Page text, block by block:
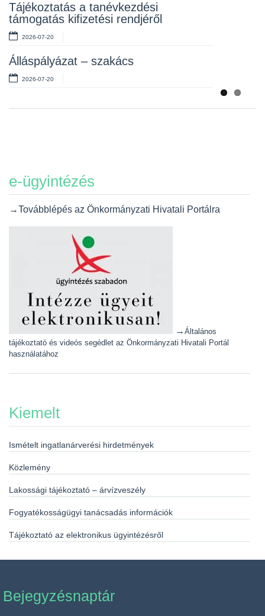
Tájékoztatás a tanévkezdési
támogatás kifizetési rendjéről
2026-07-20
Álláspályázat – szakács
2026-07-20
2026-07-06
e-ügyintézés
→Továbblépés az Önkormányzati Hivatali Portálra
→ Általános
tájékoztató és videós segédlet az Önkormányzati Hivatali Portál
használatához
Kiemelt
Ismételt ingatlanárverési hirdetmények
Közlemény
Lakossági tájékoztató – árvízveszély
Fogyatékosságügyi tanácsadás információk
Tájékoztató az elektronikus ügyintézésről
Bejegyzésnaptár